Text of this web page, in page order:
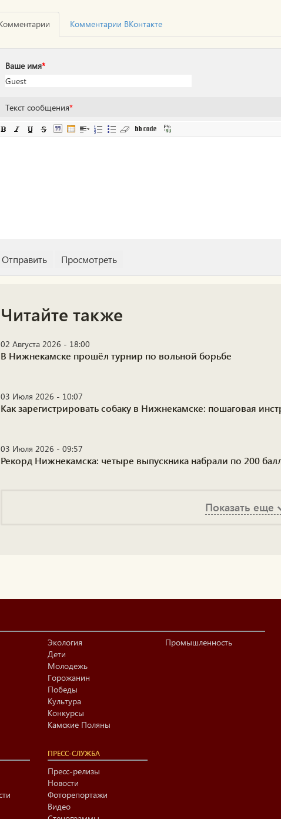
Комментарии ВКонтакте
Ваше имя*
Текст сообщения*
Читайте также
02 Августа 2026 - 18:00
В Нижнекамске прошёл турнир по вольной борьбе
03 Июля 2026 - 10:07
Как зарегистрировать собаку в Нижнекамске: пошаговая
03 Июля 2026 - 09:57
Рекорд Нижнекамска: четыре выпускника набрали по 200
Показать еще
Экология
Дети
Молодежь
Горожанин
Победы
Культура
Конкурсы
Камские Поляны
Промышленность
ПРЕСС-СЛУЖБА
Пресс-релизы
Новости
Фоторепортажи
Видео